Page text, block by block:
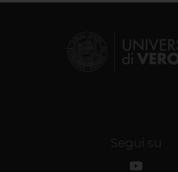
Segui su